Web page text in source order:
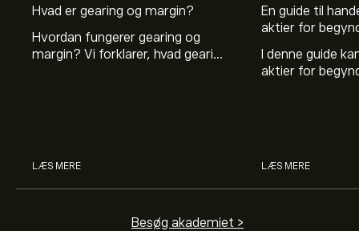
Hvad er gearing og margin?
Hvordan fungerer gearing og
margin? Vi forklarer, hvad gearing
LÆS MERE
En guide til
aktier for
I denne guide
aktier for
LÆS MERE
Besøg akademiet >